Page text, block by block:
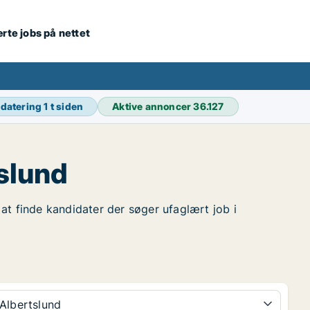
jobs på nettet
1 t siden Aktive annoncer36.127
finde kandidater der søger ufaglært job i
Albertslund